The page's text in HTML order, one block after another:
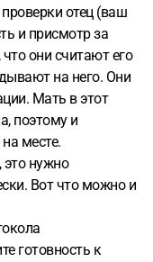
отец (ваш
и присмотр за
они считают его
на него. Они
Мать в этот
поэтому и
месте.
это нужно
Вот что можно и
готовность к